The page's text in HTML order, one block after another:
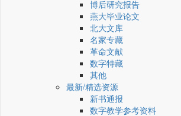
博后研究报告
燕大毕业论文
北大文库
名家专藏
革命文献
数字特藏
其他
最新/精选资源
新书通报
数字教学参考资料